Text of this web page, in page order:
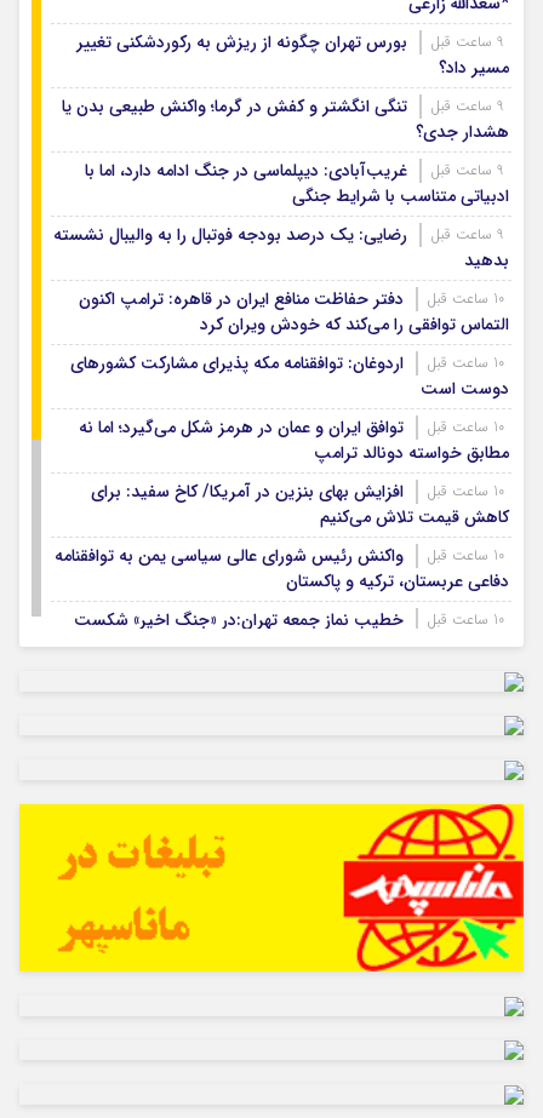
بورس تهران چگونه از ریزش به رکوردشکنی تغییر
مسیر داد؟
تنگی انگشتر و کفش در گرما؛ واکنش طبیعی بدن یا
هشدار جدی؟
غریب‌آبادی: دیپلماسی در جنگ ادامه دارد، اما با
ادبیاتی متناسب با شرایط جنگی
رضایی: یک درصد بودجه فوتبال را به والیبال نشسته
بدهید
دفتر حفاظت منافع ایران در قاهره: ترامپ اکنون
التماس توافقی را می‌کند که خودش ویران کرد
اردوغان: توافقنامه مکه پذیرای مشارکت کشورهای
دوست است
توافق ایران و عمان در هرمز شکل می‌گیرد؛ اما نه
مطابق خواسته دونالد ترامپ
افزایش بهای بنزین در آمریکا/ کاخ سفید: برای
کاهش قیمت تلاش می‌کنیم
واکنش رئیس شورای عالی سیاسی یمن به توافقنامه
دفاعی عربستان، ترکیه و پاکستان
خطیب نماز جمعه تهران:در «جنگ اخیر» شکست
دیگری را به آمریکا تحمیل کردیم
15 ساعت قبل
برگزار می‌شود
دشمن را بی‌اثر کرده است
19 ساعت قبل
بزرگترین سازه سنگی ایلام پس از ۲۰ سال انتظار در
هلیلان افتتاح می‌شود